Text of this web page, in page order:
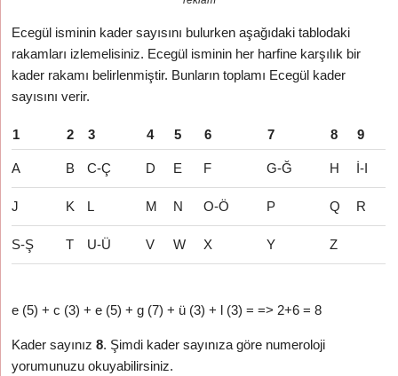
Ecegül isminin kader sayısını bulurken aşağıdaki tablodaki
rakamları izlemelisiniz. Ecegül isminin her harfine karşılık bir
kader rakamı belirlenmiştir. Bunların toplamı Ecegül kader
sayısını verir.
1 2 3 4 5 6 7 8 9
A B C-Ç D E F G-Ğ H İ-I
J K L M N O-Ö P Q R
S-Ş T U-Ü V W X Y Z
e (5) + c (3) + e (5) + g (7) + ü (3) + l (3) = => 2+6 = 8
Kader sayınız8. Şimdi kader sayınıza göre numeroloji
yorumunuzu okuyabilirsiniz.